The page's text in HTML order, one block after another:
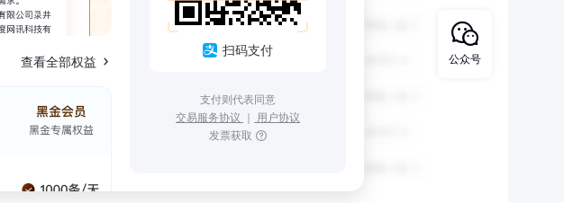
查看全部权益
扫码支付
支付则代表同意
交易服务协议 ｜ 用户协议
发票获取
公众号